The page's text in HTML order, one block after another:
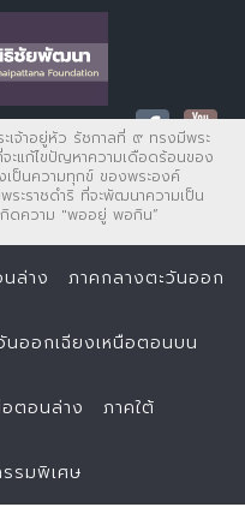
เจ้าอยู่หัว รัชกาลที่ ๙ ทรงมีพระ
ะแก้ไขปัญหาความเดือดร้อนของ
เป็นความทุกข์ ของพระองค์
ระราชดำริ ที่จะพัฒนาความเป็น
กิดความ "พออยู่ พอกิน”
ล่าง ภาคกลางตะวันออก
นออกเฉียงเหนือตอนบน
ตอนล่าง ภาคใต้
รมพิเศษ